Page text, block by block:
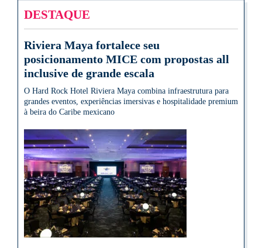
DESTAQUE
Riviera Maya fortalece seu
posicionamento MICE com propostas all
inclusive de grande escala
O Hard Rock Hotel Riviera Maya combina infraestrutura para
grandes eventos, experiências imersivas e hospitalidade premium
à beira do Caribe mexicano